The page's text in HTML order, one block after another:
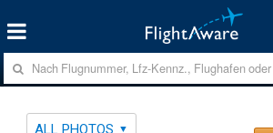
ALL PHOTOS